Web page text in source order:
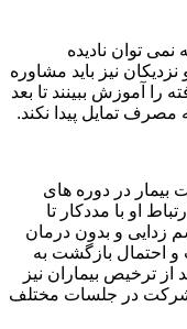
نمی توان نادیده
نیز باید مشاوره
را آموزش ببینند تا بعد
مصرف تمایل پیدا نکند.
بیمار در دوره های
او با مددکار تا
زدایی و بدون درمان
احتمال بازگشت به
از ترخیص بیماران نیز
شرکت در جلسات مختلف